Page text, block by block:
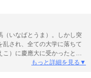
（いなばとうま）。しかし突
され、全ての大学に落ちて
）に慶應大に受かったと嘘
て麗と美咲子…、冬馬の二重
もっと詳細を見る▼